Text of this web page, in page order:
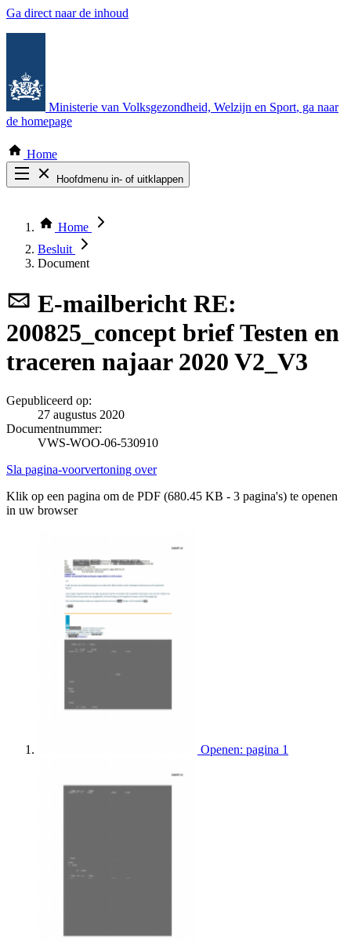
Ga direct naar de inhoud
Ministerie van Volksgezondheid, Welzijn en Sport, ga naar
de homepage
Home
Hoofdmenu in- of uitklappen
Thema COVID-19
Bekijk per bestuursorgaan
Home
Besluit
Document
E-mailbericht RE:
200825_concept brief Testen en
traceren najaar 2020 V2_V3
Gepubliceerd op:
27 augustus 2020
Documentnummer:
VWS-WOO-06-530910
Sla pagina-voorvertoning over
Klik op een pagina om de PDF (680.45 KB - 3 pagina's) te openen
in uw browser
Openen: pagina 1